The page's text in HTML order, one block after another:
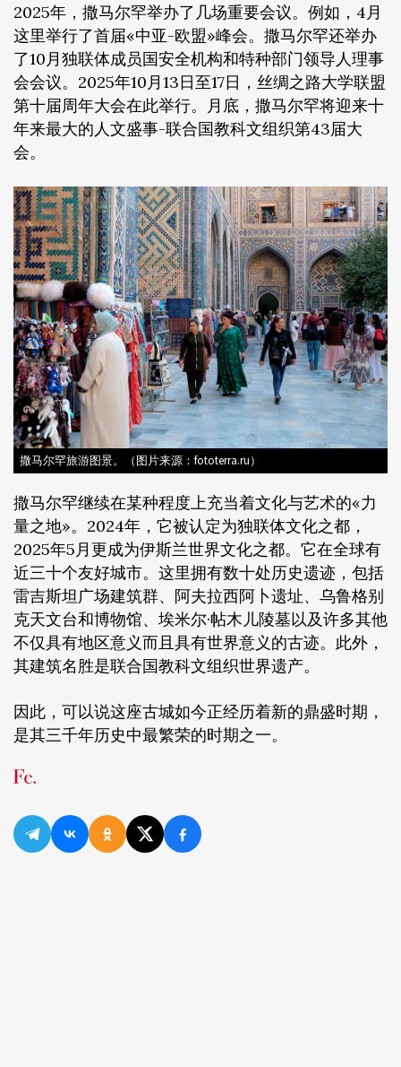
2025年，撒马尔罕举办了几场重要会议。例如，4月
这里举行了首届«中亚-欧盟»峰会。撒马尔罕还举办
了10月独联体成员国安全机构和特种部门领导人理事
会会议。2025年10月13日至17日，丝绸之路大学联盟
第十届周年大会在此举行。月底，撒马尔罕将迎来十
年来最大的人文盛事-联合国教科文组织第43届大
会。
撒马尔罕旅游图景。（图片来源：fototerra.ru）
撒马尔罕继续在某种程度上充当着文化与艺术的«力
量之地»。2024年，它被认定为独联体文化之都，
2025年5月更成为伊斯兰世界文化之都。它在全球有
近三十个友好城市。这里拥有数十处历史遗迹，包括
雷吉斯坦广场建筑群、阿夫拉西阿卜遗址、乌鲁格别
克天文台和博物馆、埃米尔·帖木儿陵墓以及许多其他
不仅具有地区意义而且具有世界意义的古迹。此外，
其建筑名胜是联合国教科文组织世界遗产。
因此，可以说这座古城如今正经历着新的鼎盛时期，
是其三千年历史中最繁荣的时期之一。